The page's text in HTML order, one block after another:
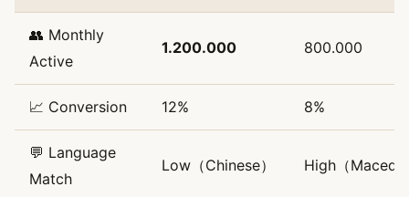
👥 Monthly
Active
1.200.000 800.000
📈 Conversion 12% 8%
💬 Language
Match
Low（Chinese） High（